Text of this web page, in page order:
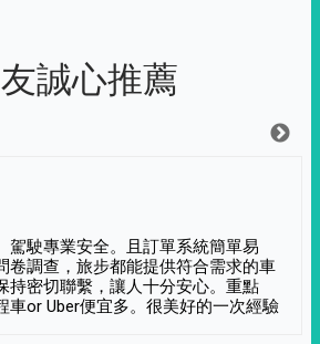
誠心推薦
駕駛專業安全。且訂單系統簡單易
卷調查，旅步都能提供符合需求的車
持密切聯繫，讓人十分安心。重點
車or Uber便宜多。很美好的一次經驗